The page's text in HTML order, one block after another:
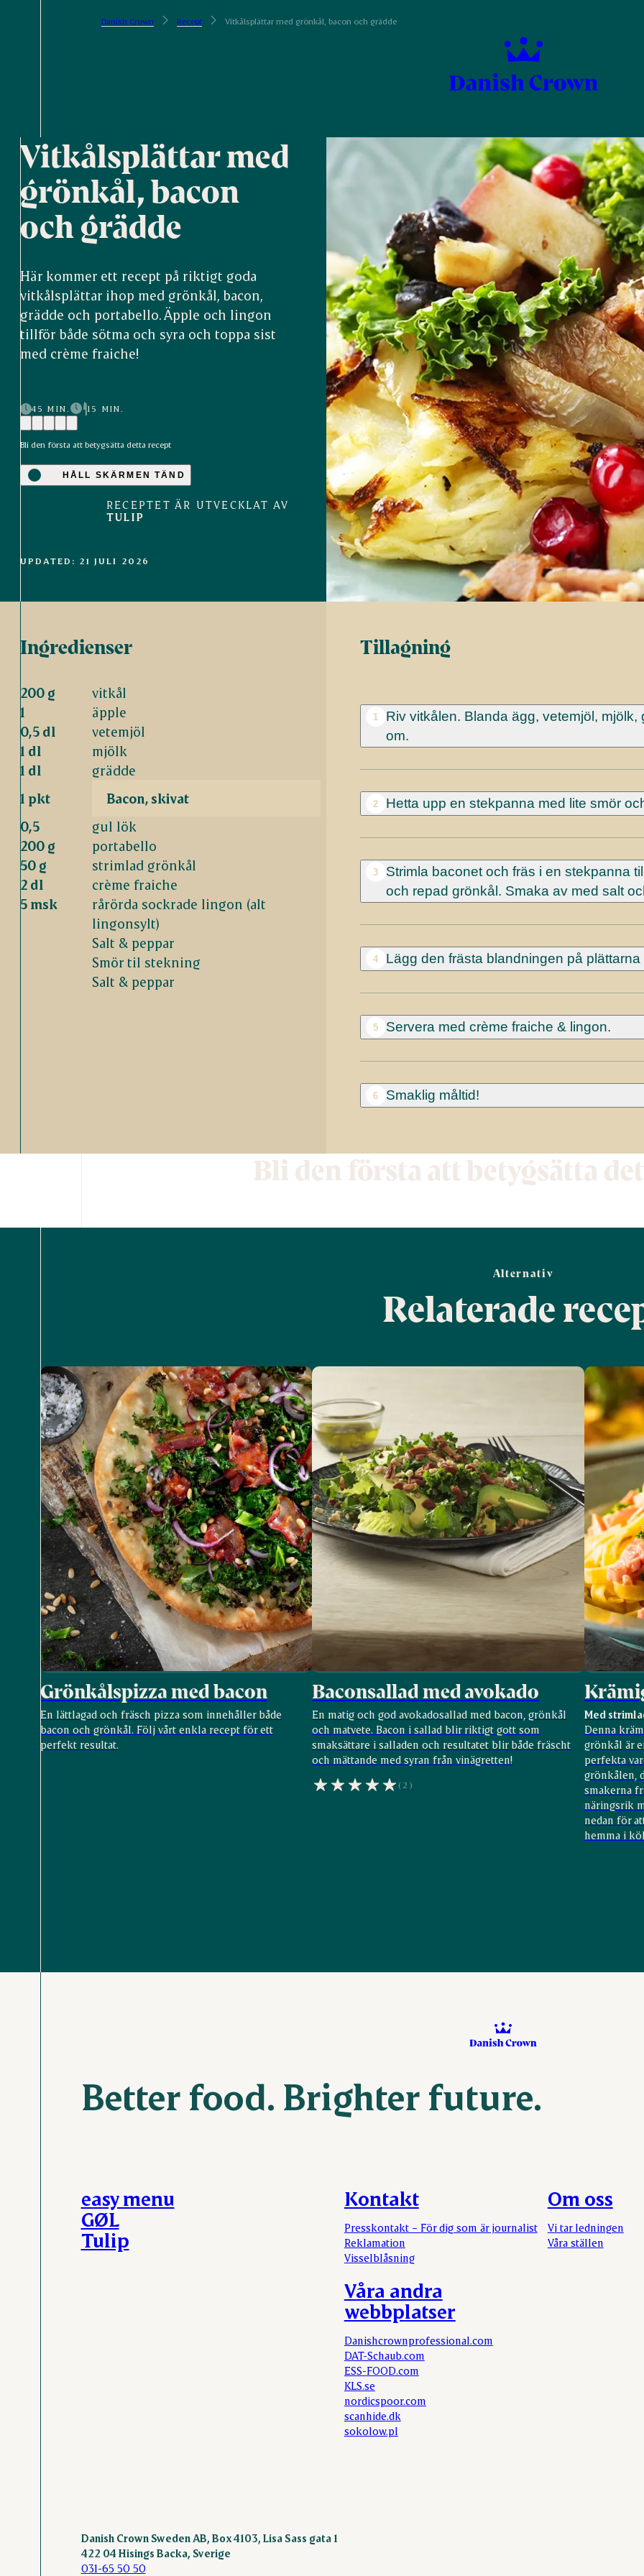
Danish Crown Recept Vitkålsplättar med grönkål, bacon och grädde
Vitkålsplättar med
grönkål, bacon
och grädde
Här kommer ett recept på riktigt goda
vitkålsplättar ihop med grönkål, bacon,
grädde och portabello. Äpple och lingon
tillför både sötma och syra och toppa sist
med crème fraiche!
45 MIN. 15 MIN.
Bli den första att betygsätta detta recept
HÅLL SKÄRMEN TÄND
RECEPTET ÄR UTVECKLAT AV
TULIP
UPDATED: 21 JULI 2026
Ingredienser
200 g
vitkål
1
äpple
0,5 dl
vetemjöl
1 dl
mjölk
1 dl
grädde
1 pkt
Bacon, skivat
0,5
gul lök
200 g
portabello
50 g
strimlad grönkål
2 dl
crème fraiche
5 msk
rårörda sockrade lingon (alt
lingonsylt)
Salt & peppar
Smör til stekning
Salt & peppar
Tillagning
1
Riv vitkålen. Blanda ägg, vetemjöl,
om.
2 Hetta upp en stekpanna med lite smör
3
Strimla baconet och fräs i en stekpanna
och repad grönkål. Smaka av med salt
4 Lägg den frästa blandningen på
5 Servera med crème fraiche & lingon.
6 Smaklig måltid!
Bli den första att betygsätta
Alternativ
Relaterade
Grönkålspizza med bacon
En lättlagad och fräsch pizza som innehåller både
bacon och grönkål. Följ vårt enkla recept för ett
perfekt resultat.
Baconsallad med avokado
En matig och god avokadosallad med bacon, grönkål
och matvete. Bacon i sallad blir riktigt gott som
smaksättare i salladen och resultatet blir både fräscht
och mättande med syran från vinägretten!
(2)
Med
Denna
grönkål är
perfekta
grönkålen,
smakerna
näringsrik
nedan för
hemma i
Better food. Brighter future.
Kontakt
Presskontakt – För dig som är journalist
Reklamation
Visselblåsning
Om oss
Vi tar ledningen
Våra ställen
Våra andra
webbplatser
Danishcrownprofessional.com
DAT-Schaub.com
ESS-FOOD.com
KLS.se
nordicspoor.com
scanhide.dk
sokolow.pl
easy menu
GØL
Tulip
Danish Crown Sweden AB, Box 4103, Lisa Sass gata 1
422 04 Hisings Backa, Sverige
031-65 50 50